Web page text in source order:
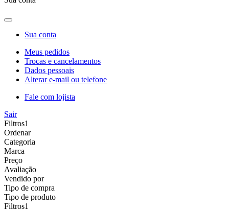
Sua conta
Meus pedidos
Trocas e cancelamentos
Dados pessoais
Alterar e-mail ou telefone
Fale com lojista
Sair
Filtros1
Ordenar
Categoria
Marca
Preço
Avaliação
Vendido por
Tipo de compra
Tipo de produto
Filtros1